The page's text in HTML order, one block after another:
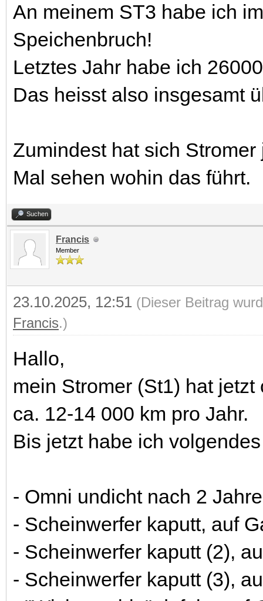
An meinem ST3 habe ich
Speichenbruch!
Letztes Jahr habe ich
Das heisst also insgesamt
Zumindest hat sich
Mal sehen wohin das führt.
Suchen
Francis
Member
23.10.2025, 12:51 (Dieser Beitrag
Francis.)
Hallo,
mein Stromer (St1) hat
ca. 12-14 000 km pro Jahr.
Bis jetzt habe ich
- Omni undicht nach 2
- Scheinwerfer kaputt, auf
- Scheinwerfer kaputt (2),
- Scheinwerfer kaputt (3),